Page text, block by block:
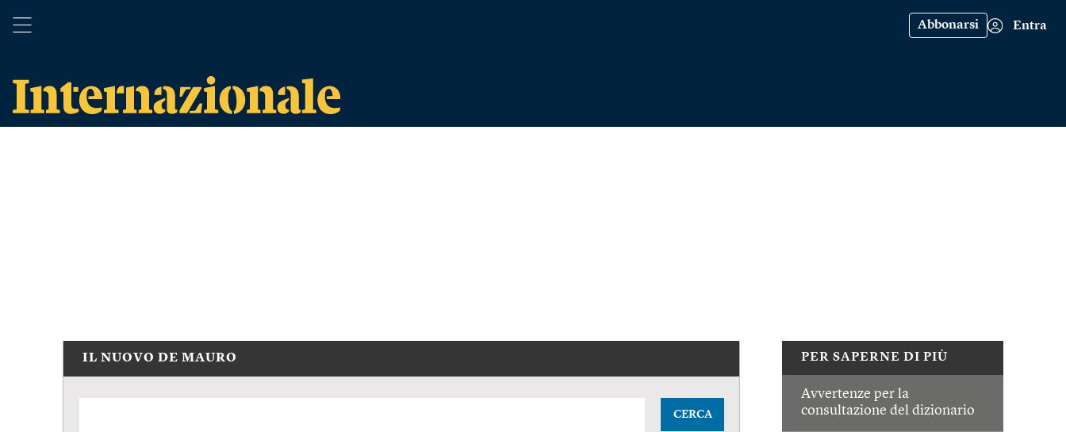
Abbonarsi Entra
PER SAPERNE DI PIÙ
Avvertenze per la
consultazione del dizionario
IL NUOVO DE MAURO
CERCA